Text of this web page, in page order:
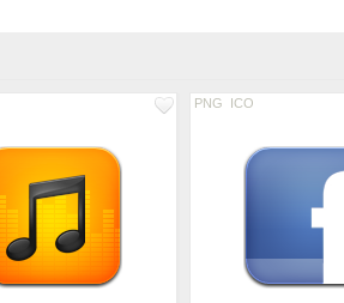
PNG ICO